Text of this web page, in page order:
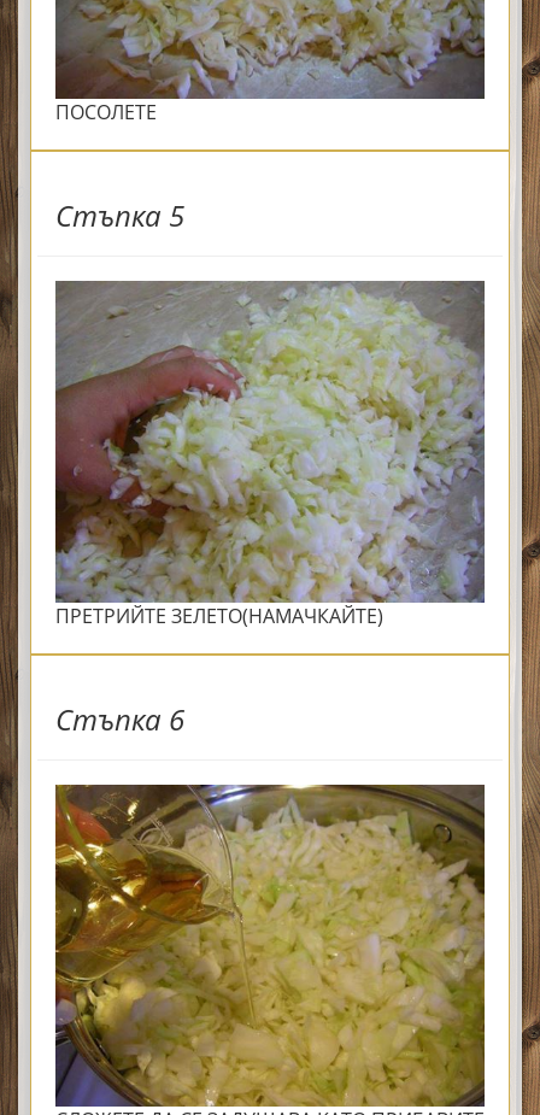
ПОСОЛЕТЕ
Стъпка 5
ПРЕТРИЙТЕ ЗЕЛЕТО(НАМАЧКАЙТЕ)
Стъпка 6